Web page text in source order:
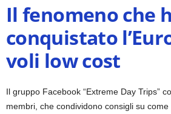
Il fenomeno che
conquistato
voli low cost
Il gruppo Facebook “Extreme Day Trips”
membri, che condividono consigli su